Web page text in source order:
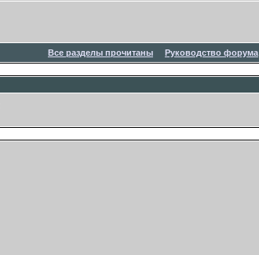
Все разделы прочитаны Руководство форума